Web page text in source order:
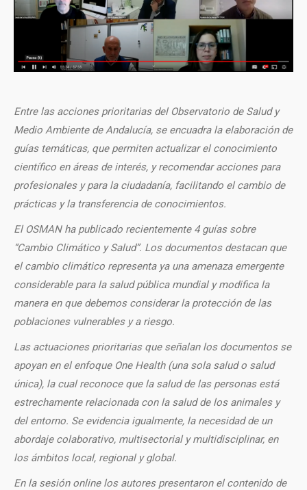
Entre las acciones prioritarias del Observatorio de Salud y
Medio Ambiente de Andalucía, se encuadra la elaboración de
guías temáticas, que permiten actualizar el conocimiento
científico en áreas de interés, y recomendar acciones para
profesionales y para la ciudadanía, facilitando el cambio de
prácticas y la transferencia de conocimientos.
El OSMAN ha publicado recientemente 4 guías sobre
“Cambio Climático y Salud”. Los documentos destacan que
el cambio climático representa ya una amenaza emergente
considerable para la salud pública mundial y modifica la
manera en que debemos considerar la protección de las
poblaciones vulnerables y a riesgo.
Las actuaciones prioritarias que señalan los documentos se
apoyan en el enfoque One Health (una sola salud o salud
única), la cual reconoce que la salud de las personas está
estrechamente relacionada con la salud de los animales y
del entorno. Se evidencia igualmente, la necesidad de un
abordaje colaborativo, multisectorial y multidisciplinar, en
los ámbitos local, regional y global.
En la sesión online los autores presentaron el contenido de